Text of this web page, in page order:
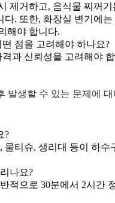
제거하고, 음식물 찌꺼기
다. 또한, 화장실 변기에는
해야 합니다.
점을 고려해야 하나요?
과 신뢰성을 고려해야
발생할 수 있는 문제에
?
물티슈, 생리대 등이 하수
나요?
적으로 30분에서 2시간